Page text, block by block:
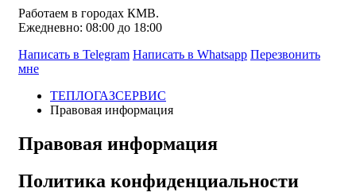
Работаем в городах КМВ.
Ежедневно: 08:00 до 18:00
Написать в Telegram Написать в Whatsapp Перезвонить
мне
ТЕПЛОГАЗСЕРВИС
Правовая информация
Правовая информация
Политика конфиденциальности